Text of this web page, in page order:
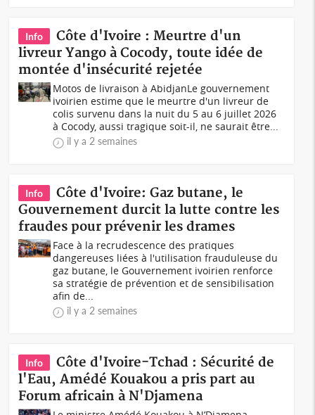
Info
Côte d'Ivoire : Meurtre d'un
livreur Yango à Cocody, toute idée de
montée d'insécurité rejetée
Motos de livraison à AbidjanLe gouvernement
ivoirien estime que le meurtre d'un livreur de
colis survenu dans la nuit du 5 au 6 juillet 2026
à Cocody, aussi tragique soit-il, ne saurait être...
il y a 2 semaines
Info
Côte d'Ivoire: Gaz butane, le
Gouvernement durcit la lutte contre les
fraudes pour prévenir les drames
Face à la recrudescence des pratiques
dangereuses liées à l'utilisation frauduleuse du
gaz butane, le Gouvernement ivoirien renforce
sa stratégie de prévention et de sensibilisation
afin de...
il y a 2 semaines
Info
Côte d'Ivoire-Tchad : Sécurité de
l'Eau, Amédé Kouakou a pris part au
Forum africain à N'Djamena